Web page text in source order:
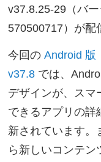
v37.8.25-29（バ
570500717）が配
今回のAndroid 版
v37.8 では、
デザインが、スマ
できるアプリの詳
新されています。
ら新しいコンテン